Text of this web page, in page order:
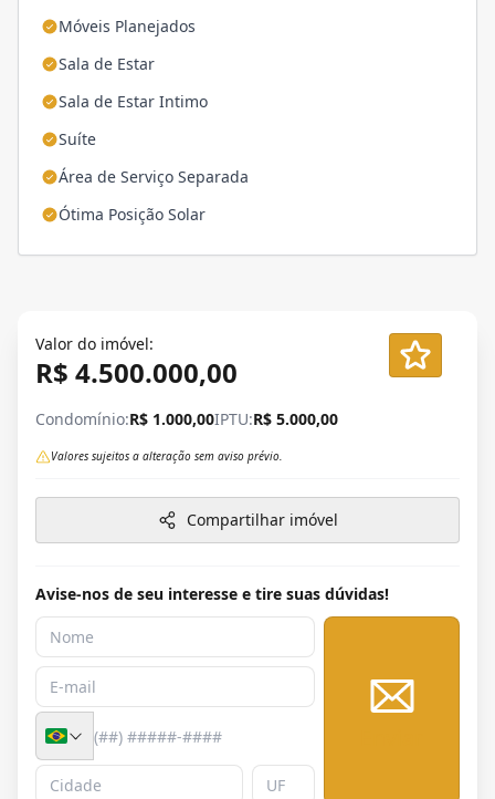
Móveis Planejados
Sala de Estar
Sala de Estar Intimo
Suíte
Área de Serviço Separada
Ótima Posição Solar
Valor do imóvel:
R$ 4.500.000,00
Condomínio:R$ 1.000,00IPTU:R$ 5.000,00
Valores sujeitos a alteração sem aviso prévio.
Compartilhar imóvel
Avise-nos de seu interesse e tire suas dúvidas!